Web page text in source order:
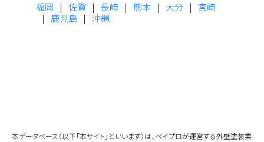
福岡
佐賀 長崎 熊本 大分
宮崎
鹿児島
沖縄
本データベース（以下「本サイト」といいます）は、ペイプロが運営する外壁塗装業